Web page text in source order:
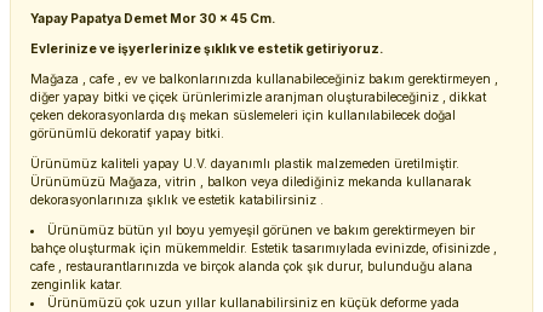
Yapay Papatya Demet Mor 30 x 45 Cm.
Evlerinize ve işyerlerinize şıklık ve estetik getiriyoruz.
Mağaza , cafe , ev ve balkonlarınızda kullanabileceğiniz bakım gerektirmeyen ,
diğer yapay bitki ve çiçek ürünlerimizle aranjman oluşturabileceğiniz , dikkat
çeken dekorasyonlarda dış mekan süslemeleri için kullanılabilecek doğal
görünümlü dekoratif yapay bitki.
Ürünümüz kaliteli yapay U.V. dayanımlı plastik malzemeden üretilmiştir.
Ürünümüzü Mağaza, vitrin , balkon veya dilediğiniz mekanda kullanarak
dekorasyonlarınıza şıklık ve estetik katabilirsiniz .
Ürünümüz bütün yıl boyu yemyeşil görünen ve bakım gerektirmeyen bir
bahçe oluşturmak için mükemmeldir. Estetik tasarımıylada evinizde, ofisinizde ,
cafe , restaurantlarınızda ve birçok alanda çok şık durur, bulunduğu alana
zenginlik katar.
Ürünümüzü çok uzun yıllar kullanabilirsiniz en küçük deforme yada